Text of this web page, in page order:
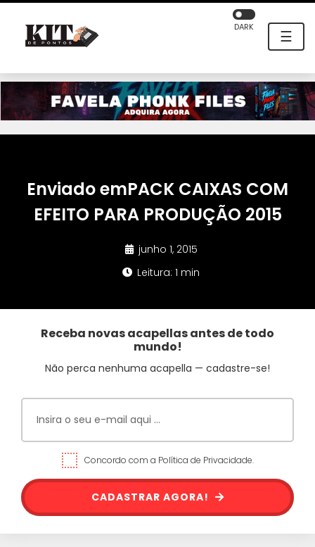
☰
DARK
Enviado emPACK CAIXAS COM
EFEITO PARA PRODUÇÃO 2015
junho 1, 2015
Leitura: 1 min
Receba novas acapellas antes de todo
mundo!
Não perca nenhuma acapella — cadastre-se!
Concordo com a Política de Privacidade.
CADASTRAR AGORA!